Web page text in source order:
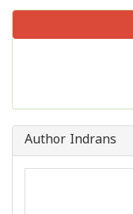
Author Indrans